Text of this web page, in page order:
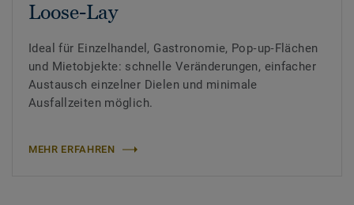
Loose-Lay
Ideal für Einzelhandel, Gastronomie, Pop‑up‑Flächen
und Mietobjekte: schnelle Veränderungen, einfacher
Austausch einzelner Dielen und minimale
Ausfallzeiten möglich.
MEHR ERFAHREN